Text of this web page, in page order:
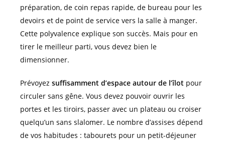
préparation, de coin repas rapide, de bureau pour les
devoirs et de point de service vers la salle à manger.
Cette polyvalence explique son succès. Mais pour en
tirer le meilleur parti, vous devez bien le
dimensionner.
Prévoyez suffisamment d’espace autour de l’îlot pour
circuler sans gêne. Vous devez pouvoir ouvrir les
portes et les tiroirs, passer avec un plateau ou croiser
quelqu’un sans slalomer. Le nombre d’assises dépend
de vos habitudes : tabourets pour un petit-déjeuner